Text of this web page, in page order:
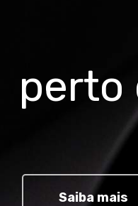
perto
Saiba mais